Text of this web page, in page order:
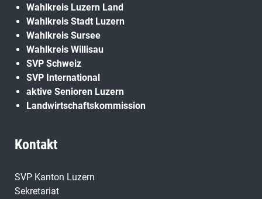
Wahlkreis Luzern Land
Wahlkreis Stadt Luzern
Wahlkreis Sursee
Wahlkreis Willisau
SVP Schweiz
SVP International
aktive Senioren Luzern
Landwirtschaftskommission
Kontakt
SVP Kanton Luzern
Sekretariat